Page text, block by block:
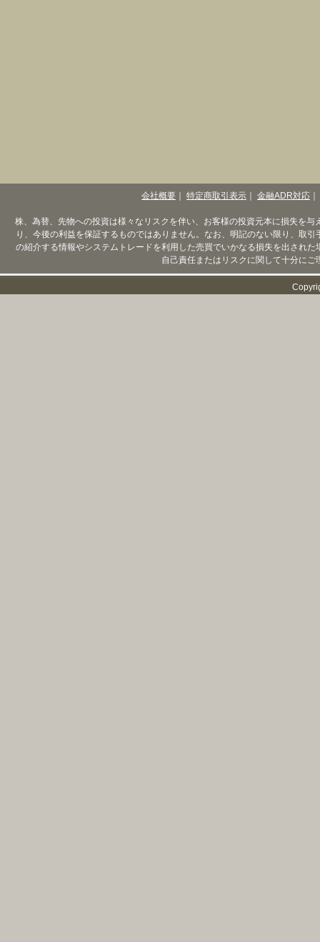
会社概要 特定商取引表示 金融ADR対応
株、為替、先物への投資は様々なリスクを伴い、お客様の投資元本に損失を
り、今後の利益を保証するものではありません。なお、明記のない限り、取
の紹介する情報やシステムトレードを利用した売買でいかなる損失を出され
自己責任またはリスクに関して十分に